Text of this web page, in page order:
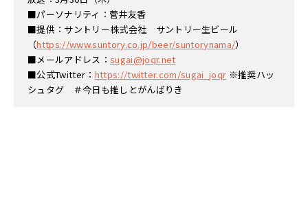
■パーソナリティ：菅井友香
■提供：サントリー株式会社 サントリー生ビール
（https://www.suntory.co.jp/beer/suntorynama/）
■メールアドレス： sugai@joqr.net
■公式Twitter： https://twitter.com/sugai_joqr ※推奨ハッ
シュタグ ＃今日も推しとがんばりき